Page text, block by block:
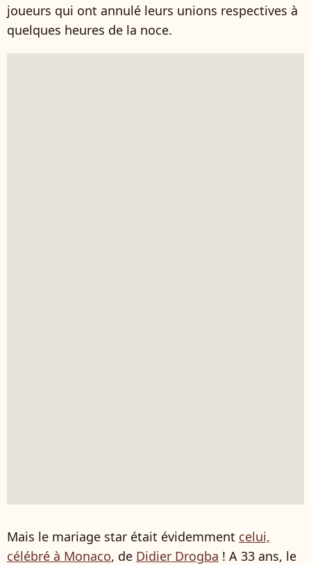
joueurs qui ont annulé leurs unions respectives à
quelques heures de la noce.
Mais le mariage star était évidemment celui,
célébré à Monaco, de Didier Drogba ! A 33 ans, le